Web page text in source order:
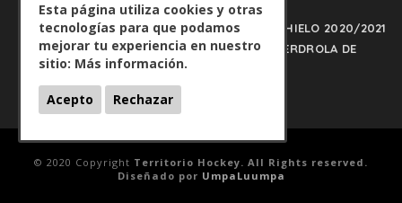
PLAY OFFS LIGA IBERDROLA DE HOCKEY HIELO 2020/2021
- HOCKEYHIELO.NETonPLAY OFFS LIGA IBERDROLA DE
HOCKEY HIELO 2020/2021
© 2020 Copyright Territorio Hockey. All Rights reserved.
Diseñado por UmpaLuumpa
Esta página utiliza cookies y otras
tecnologías para que podamos
mejorar tu experiencia en nuestro
sitio: Más información.
Acepto Rechazar